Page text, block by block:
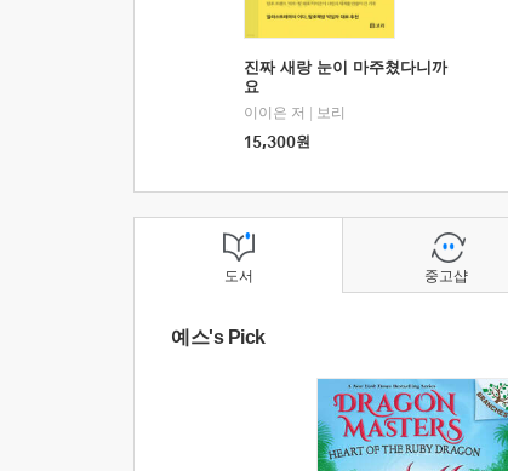
진짜 새랑 눈이 마주쳤다니까
요
이이은 저
보리
15,300원
도서
예스's Pick
중고샵